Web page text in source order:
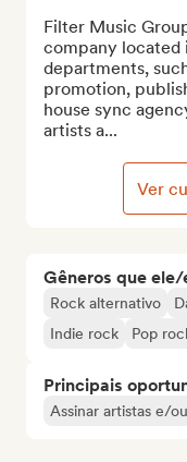
Gêneros que ele/
Rock alternativo
Indie rock
Pop
Principais
Assinar artistas e/
Filter Music
company located
departments,
promotion,
house sync
artists a...
Ver